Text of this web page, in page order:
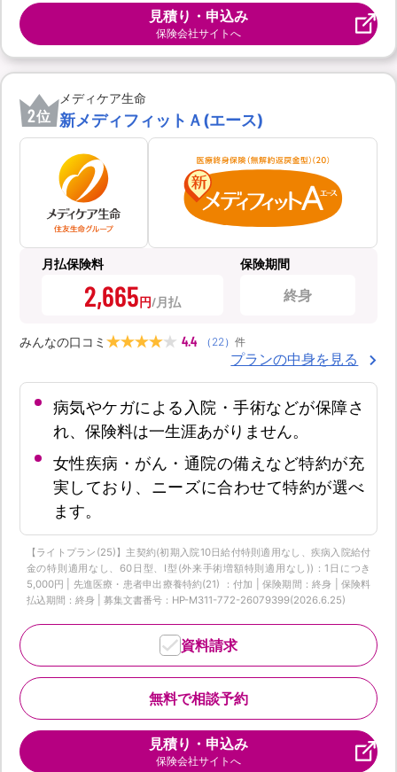
見積り・申込み
保険会社サイトへ
2位
メディケア生命
新メディフィットＡ(エース)
月払保険料
2,665円
保険期間
終身
みんなの口コミ 4.4 （ 22） 件
プランの中身を見る
病気やケガによる入院・手術などが保障さ
れ、保険料は一生涯あがりません。
女性疾病・がん・通院の備えなど特約が充
実しており、ニーズに合わせて特約が選べ
ます。
【ライトプラン(25)】主契約(初期入院10日給付特則適用なし、疾病入院給付
金の特則適用なし、60日型、I型(外来手術増額特則適用なし))：1日につき
5,000円 | 先進医療・患者申出療養特約(21) ：付加 | 保険期間：終身 | 保険料
払込期間：終身 | 募集文書番号：HP-M311-772-26079399(2026.6.25)
無料で相談予約
資料請求
見積り・申込み
保険会社サイトへ